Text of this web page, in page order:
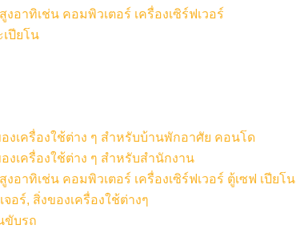
อาทิเช่น คอมพิวเตอร์ เครื่องเซิร์ฟเวอร์
ปียโน
งเครื่องใช้ต่าง ๆ สำหรับบ้านพักอาศัย คอนโด
งเครื่องใช้ต่าง ๆ สำหรับสำนักงาน
อาทิเช่น คอมพิวเตอร์ เครื่องเซิร์ฟเวอร์ ตู้เซฟ เปียโน
อร์, สิ่งของเครื่องใช้ต่างๆ
ขับรถ